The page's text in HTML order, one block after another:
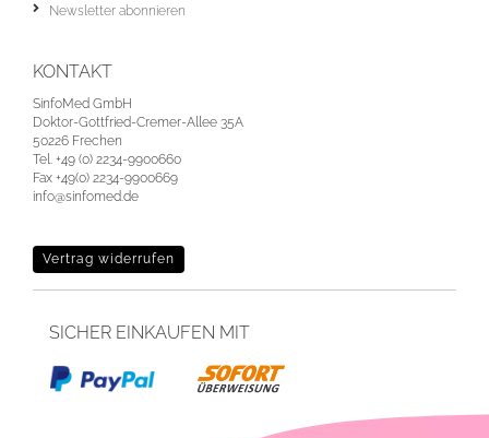
Newsletter abonnieren
KONTAKT
SinfoMed GmbH
Doktor-Gottfried-Cremer-Allee 35A
50226 Frechen
Tel. +49 (0) 2234-9900660
Fax +49(0) 2234-9900669
info@sinfomed.de
Vertrag widerrufen
SICHER EINKAUFEN MIT